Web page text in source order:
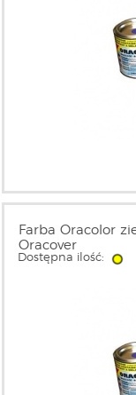
Farba Oracolor
Oracover
Dostępna ilość: